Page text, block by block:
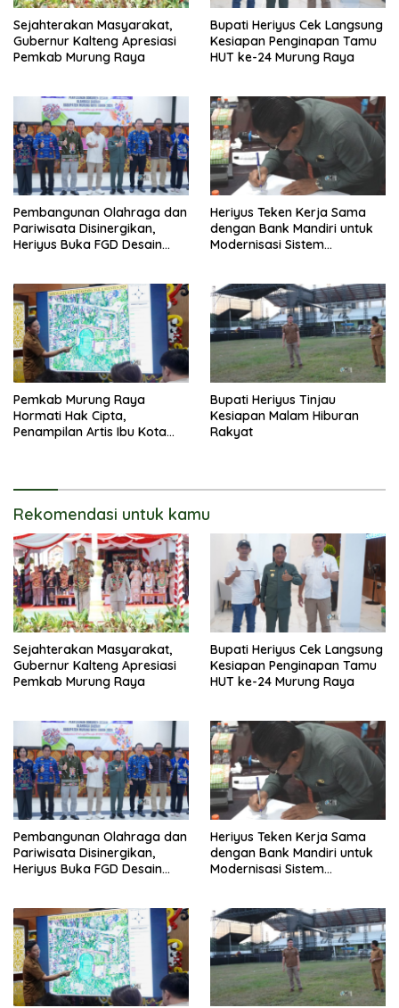
Sejahterakan Masyarakat,
Gubernur Kalteng Apresiasi
Pemkab Murung Raya
Bupati Heriyus Cek Langsung
Kesiapan Penginapan Tamu
HUT ke-24 Murung Raya
Pembangunan Olahraga dan
Pariwisata Disinergikan,
Heriyus Buka FGD Desain
Heriyus Teken Kerja Sama
dengan Bank Mandiri untuk
Modernisasi Sistem
Pemkab Murung Raya
Hormati Hak Cipta,
Penampilan Artis Ibu Kota
Bupati Heriyus Tinjau
Kesiapan Malam Hiburan
Rakyat
Rekomendasi untuk kamu
Sejahterakan Masyarakat,
Gubernur Kalteng Apresiasi
Pemkab Murung Raya
Bupati Heriyus Cek Langsung
Kesiapan Penginapan Tamu
HUT ke-24 Murung Raya
Pembangunan Olahraga dan
Pariwisata Disinergikan,
Heriyus Buka FGD Desain
Heriyus Teken Kerja Sama
dengan Bank Mandiri untuk
Modernisasi Sistem